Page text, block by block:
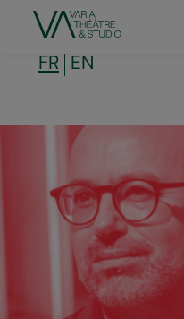
contenu
FR EN